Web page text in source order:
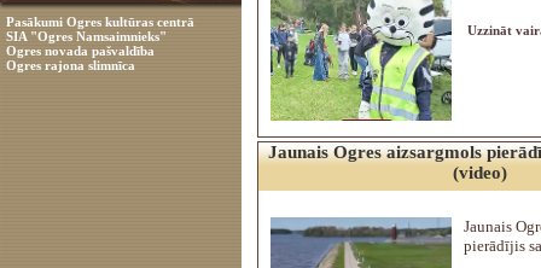
Pasākumi Ogres kultūras centrā
SIA "Ogres Namsaimnieks"
Ogres novada pašvaldība
Ogres rajona slimnīca
Uzzināt
Jaunais Ogres aizsargmols
(video)
Jaunais
pierādījis